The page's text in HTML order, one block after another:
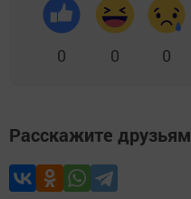
0 0 0
Расскажите друзьям